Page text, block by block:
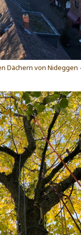
Dächern von Nideggen